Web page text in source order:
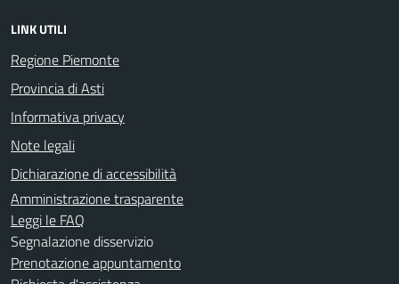
LINK UTILI
Regione Piemonte
Provincia di Asti
Informativa privacy
Note legali
Dichiarazione di accessibilità
Amministrazione trasparente
Leggi le FAQ
Segnalazione disservizio
Prenotazione appuntamento